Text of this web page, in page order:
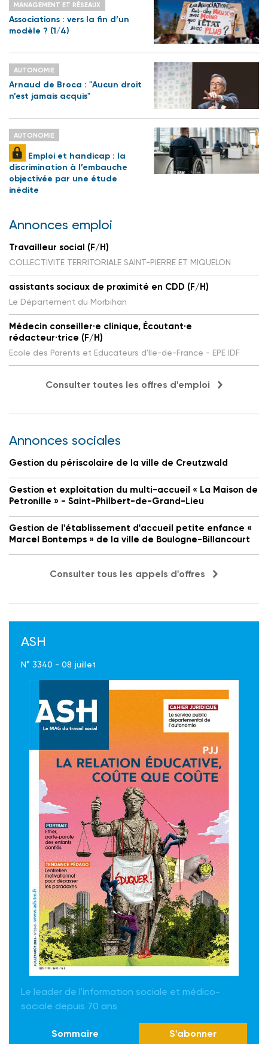
MANAGEMENT ET RÉSEAUX
Associations : vers la fin d’un
modèle ? (1/4)
AUTONOMIE
Arnaud de Broca : "Aucun droit
n’est jamais acquis"
AUTONOMIE
Emploi et handicap : la
discrimination à l’embauche
objectivée par une étude
inédite
Annonces emploi
Travailleur social (F/H)
COLLECTIVITE TERRITORIALE SAINT-PIERRE ET MIQUELON
assistants sociaux de proximité en CDD (F/H)
Le Département du Morbihan
Médecin conseiller·e clinique, Écoutant·e
rédacteur·trice (F/H)
Ecole des Parents et Educateurs d'Ile-de-France - EPE IDF
Consulter toutes les offres d'emploi
Annonces sociales
Gestion du périscolaire de la ville de Creutzwald
Gestion et exploitation du multi-accueil « La Maison de
Petronille » - Saint-Philbert-de-Grand-Lieu
Gestion de l'établissement d'accueil petite enfance «
Marcel Bontemps » de la ville de Boulogne-Billancourt
Consulter tous les appels d'offres
ASH
N° 3340 - 08 juillet
Le leader de l'information sociale et médico-
sociale depuis 70 ans
Sommaire S'abonner